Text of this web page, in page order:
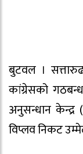
बुटवल ।
कांग्रेसको
अनुसन्धान केन्द्र
विप्लव निकट